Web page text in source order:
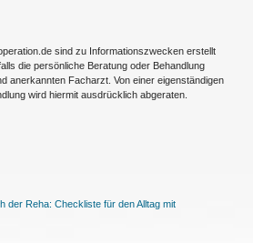
sind zu Informationszwecken erstellt
die persönliche Beratung oder Behandlung
anerkannten Facharzt. Von einer eigenständigen
wird hiermit ausdrücklich abgeraten.
der Reha: Checkliste für den Alltag mit